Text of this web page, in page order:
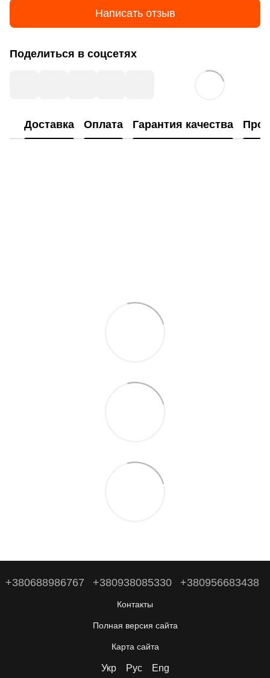
Написать отзыв
Поделиться в соцсетях
Доставка Оплата Гарантия качества
+380688986767 +380938085330 +380956683438
Контакты
Полная версия сайта
Карта сайта
Укр Рус Eng